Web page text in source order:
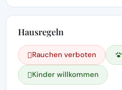
Hausregeln
Rauchen verboten
Kinder willkommen